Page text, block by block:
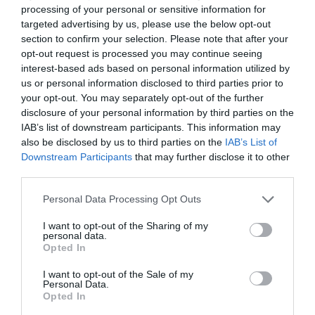
processing of your personal or sensitive information for
targeted advertising by us, please use the below opt-out
section to confirm your selection. Please note that after your
opt-out request is processed you may continue seeing
interest-based ads based on personal information utilized by
us or personal information disclosed to third parties prior to
your opt-out. You may separately opt-out of the further
disclosure of your personal information by third parties on the
IAB’s list of downstream participants. This information may
also be disclosed by us to third parties on the IAB’s List of
Downstream Participants that may further disclose it to other
Personal Data Processing Opt Outs
I want to opt-out of the Sharing of my
personal data.
Opted In
I want to opt-out of the Sale of my
Personal Data.
Opted In
Appelle-moi princesse» et «Donne-moi un peu
d’amour
» s’engage donc sur ce terrain spécialisé non
sans assurer ses arrières. En plus des titres conçus
avec George Duke: «You turned my life around» et
These are my people» aux frontières de la soul, la
chanteuse, de son séjour aux Etats-Unis, a recueilli
nombre de collaborations juteuses dans le gratin du
gospel.
Kirk Franklin, l’homme qui a apporté une vision
Seigneur, est du projet. Grace Decca reprend »
envoûtant et gonflé de maîtrise vocale de Grace
forme une symbiose, aux limites de l’extase, avec les